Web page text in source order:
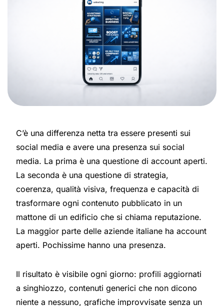
C’è una differenza netta tra essere presenti sui
social media e avere una presenza sui social
media. La prima è una questione di account aperti.
La seconda è una questione di strategia,
coerenza, qualità visiva, frequenza e capacità di
trasformare ogni contenuto pubblicato in un
mattone di un edificio che si chiama reputazione.
La maggior parte delle aziende italiane ha account
aperti. Pochissime hanno una presenza.
Il risultato è visibile ogni giorno: profili aggiornati
a singhiozzo, contenuti generici che non dicono
niente a nessuno, grafiche improvvisate senza un